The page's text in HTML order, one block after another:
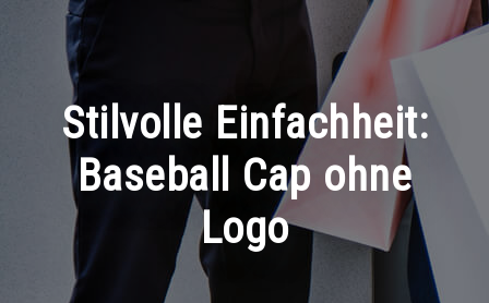
Stilvolle Einfachheit:
Baseball Cap ohne
Logo